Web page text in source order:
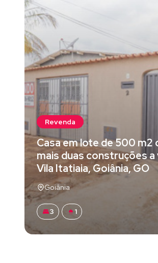
Revenda
Casa em lote de 500 m2
mais duas construções a
Vila Itatiaia, Goiânia, GO
Goiânia
3 1